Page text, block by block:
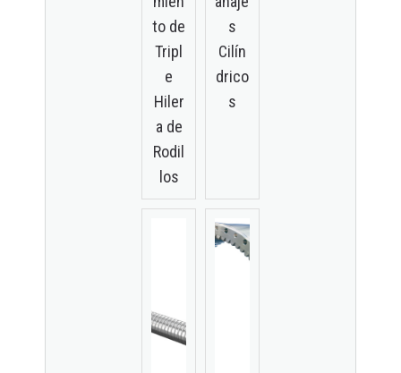
to de
Tripl
e
Hiler
a de
Rodil
los
s
Cilín
drico
s